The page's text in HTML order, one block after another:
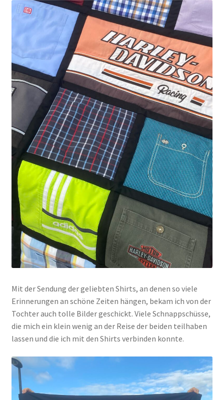
Mit der Sendung der geliebten Shirts, an denen so viele
Erinnerungen an schöne Zeiten hängen, bekam ich von der
Tochter auch tolle Bilder geschickt. Viele Schnappschüsse,
die mich ein klein wenig an der Reise der beiden teilhaben
lassen und die ich mit den Shirts verbinden konnte.